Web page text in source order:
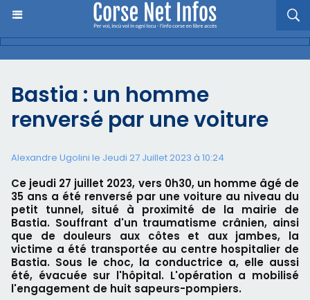
Bastia : un homme
renversé par une voiture
Alexandre Ugolini le Jeudi 27 Juillet 2023 à 10:24
Ce jeudi 27 juillet 2023, vers 0h30, un homme âgé de
35 ans a été renversé par une voiture au niveau du
petit tunnel, situé à proximité de la mairie de
Bastia. Souffrant d'un traumatisme crânien, ainsi
que de douleurs aux côtes et aux jambes, la
victime a été transportée au centre hospitalier de
Bastia. Sous le choc, la conductrice a, elle aussi
été, évacuée sur l'hôpital. L'opération a mobilisé
l'engagement de huit sapeurs-pompiers.